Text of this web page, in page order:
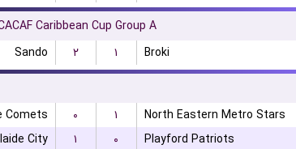
Caribbean Cup Group A
Sando
۲ ۱ Broki
Comets
۰ ۱ North Eastern Metro Stars
City
۱ ۰ Playford Patriots